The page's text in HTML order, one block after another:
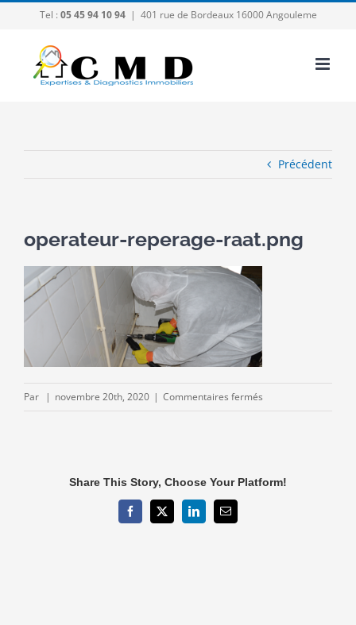
contenu
Tel : 05 45 94 10 94 | 401 rue de Bordeaux 16000 Angouleme
Précédent
operateur-reperage-raat.png
Par | novembre 20th, 2020 | Commentaires fermés
Share This Story, Choose Your Platform!
Facebook
X LinkedInEmail